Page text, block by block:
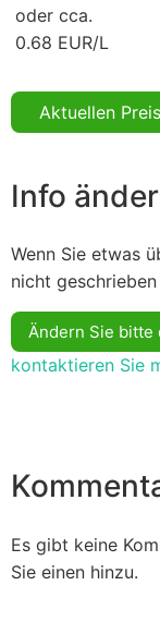
oder cca.
0.68 EUR/L
Aktuellen
Info
Wenn Sie etwas
nicht
Ändern Sie bitte
kontaktieren Sie
Es gibt keine
Sie einen hinzu.